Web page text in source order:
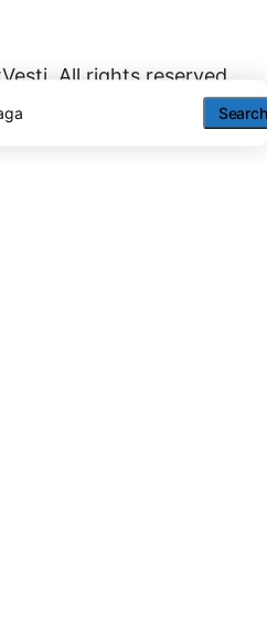
Search
Search
All rights reserved